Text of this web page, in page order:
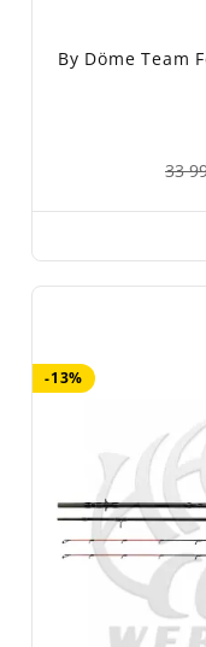
By Döme Team
33
-13%